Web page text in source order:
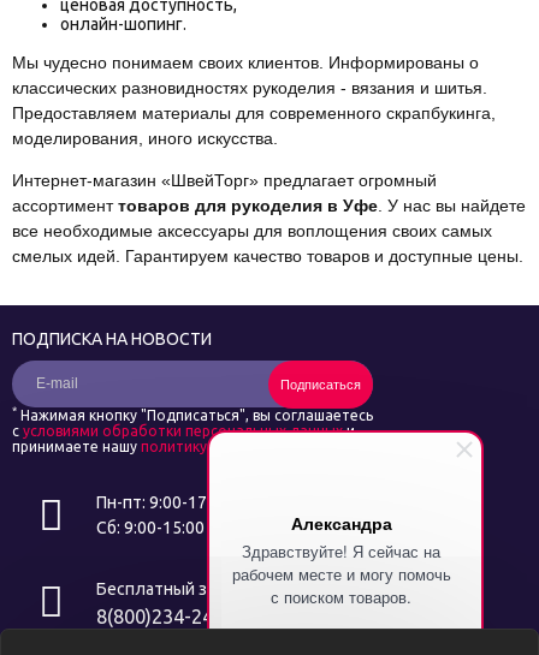
Александра
Здравствуйте! Я сейчас на
рабочем месте и могу помочь
с поиском товаров.
ценовая доступность,
онлайн-шопинг.
Мы чудесно понимаем своих клиентов. Информированы о
классических разновидностях рукоделия - вязания и шитья.
Предоставляем материалы для современного скрапбукинга,
моделирования, иного искусства.
Интернет-магазин «ШвейТорг» предлагает огромный
ассортименттоваров для рукоделия в Уфе . У нас вы найдете
все необходимые аксессуары для воплощения своих самых
смелых идей. Гарантируем качество товаров и доступные цены.
Пн-пт: 9:00-17:00
Сб: 9:00-15:00
Бесплатный звонок
8(800)234-24-14
ПОДПИСКА НА НОВОСТИ
Подписаться
* Нажимая кнопку "Подписаться", вы соглашаетесь
с условиями обработки персональных данныхи
принимаете нашу политику конфиденциальности